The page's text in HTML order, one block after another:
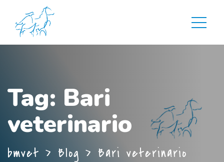
Tag: Bari
veterinario
bmvet > Blog > Bari veterinario